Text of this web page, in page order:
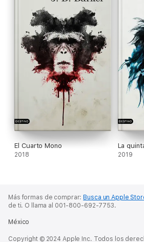
El Cuarto Mono
2018
La
2019
Más formas de comprar:Busca un Apple
de ti. O llama al 001-800-692-7753.
México
Copyright © 2024 Apple Inc. Todos los